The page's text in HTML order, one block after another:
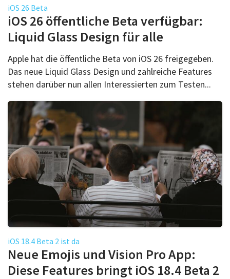
iOS 26 Beta
iOS 26 öffentliche Beta verfügbar:
Liquid Glass Design für alle
Apple hat die öffentliche Beta von iOS 26 freigegeben.
Das neue Liquid Glass Design und zahlreiche Features
stehen darüber nun allen Interessierten zum Testen...
iOS 18.4 Beta 2 ist da
Neue Emojis und Vision Pro App:
Diese Features bringt iOS 18.4 Beta 2